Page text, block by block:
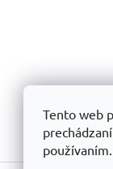
Tento web
používaním.